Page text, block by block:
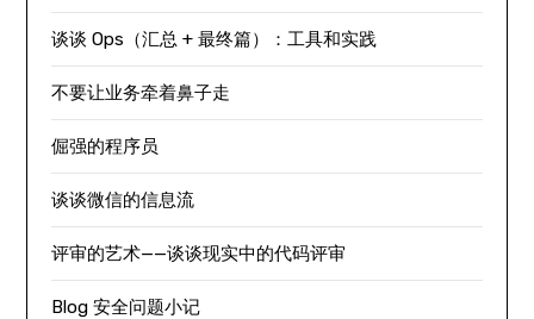
谈谈 Ops（汇总 + 最终篇）：工具和实践
不要让业务牵着鼻子走
倔强的程序员
谈谈微信的信息流
评审的艺术——谈谈现实中的代码评审
Blog 安全问题小记